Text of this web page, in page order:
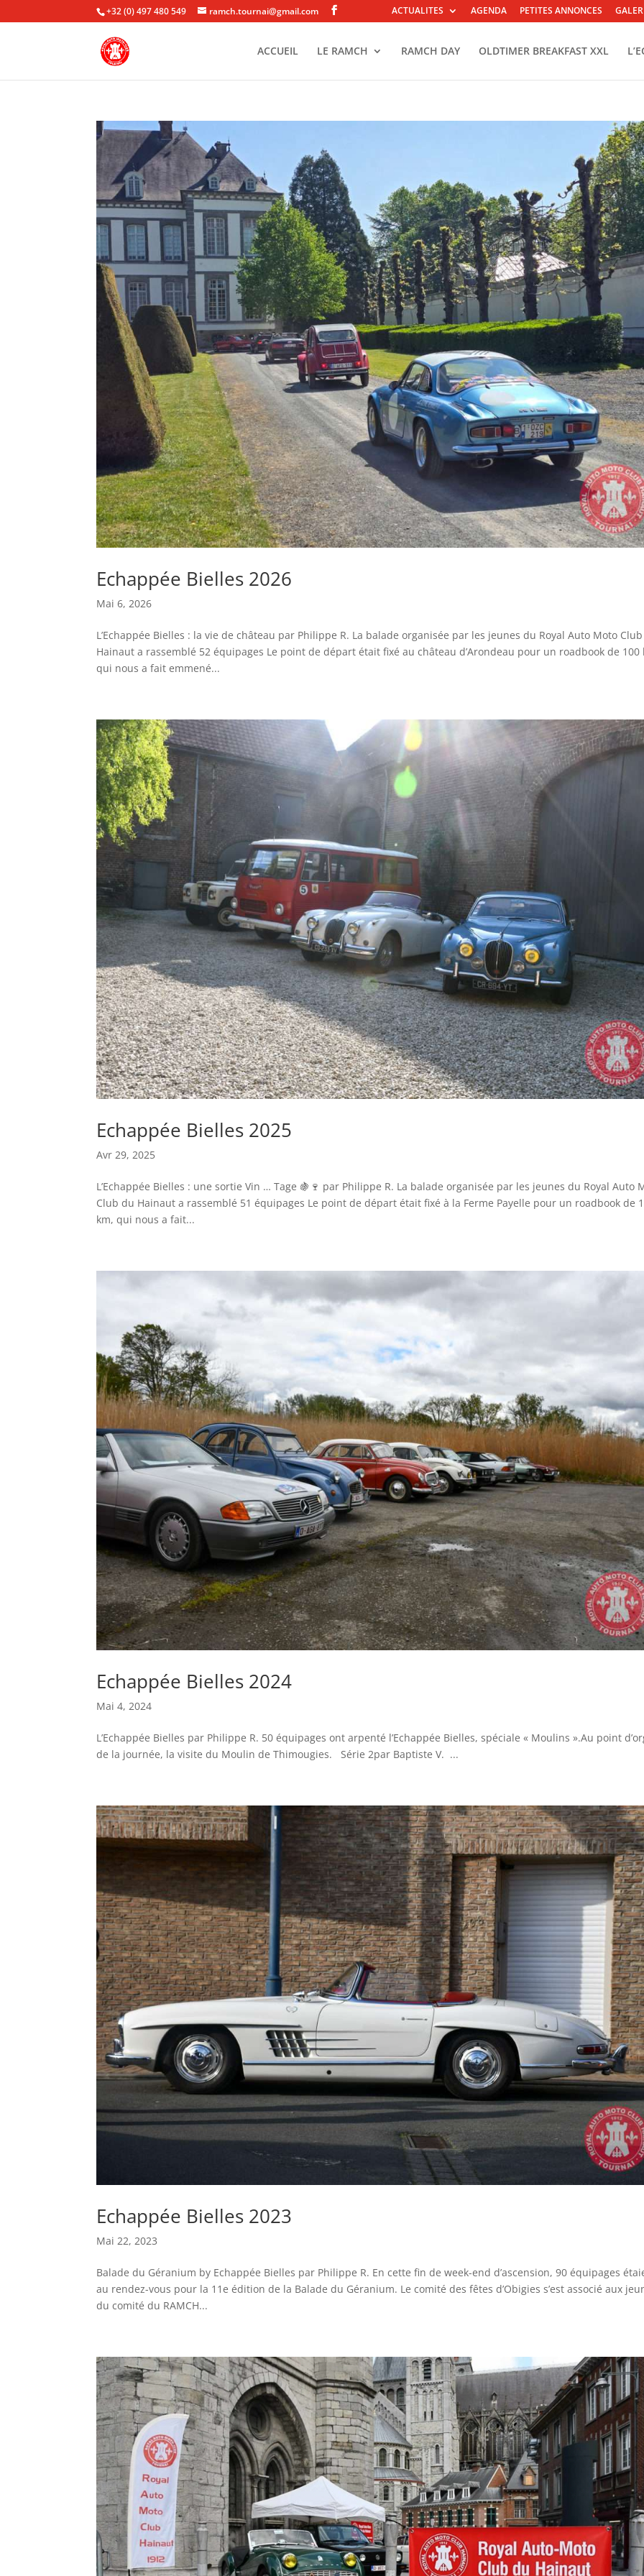
+32 (0) 497 480 549 ramch.tournai@gmail.com ACTUALITES AGENDA PETITES ANNONCES
ACCUEIL LE RAMCH RAMCH DAY OLDTIMER BREAKFAST XXL
Echappée Bielles 2026
Mai 6, 2026
L’Echappée Bielles : la vie de château par Philippe R. La balade organisée par les jeunes du Royal Auto Moto
Hainaut a rassemblé 52 équipages Le point de départ était fixé au château d’Arondeau pour un roadbook de 100
qui nous a fait emmené...
Echappée Bielles 2025
Avr 29, 2025
L’Echappée Bielles : une sortie Vin … Tage 🍇🍷 par Philippe R. La balade organisée par les jeunes du Royal Auto
Club du Hainaut a rassemblé 51 équipages Le point de départ était fixé à la Ferme Payelle pour un roadbook de
km, qui nous a fait...
Echappée Bielles 2024
Mai 4, 2024
L’Echappée Bielles par Philippe R. 50 équipages ont arpenté l’Echappée Bielles, spéciale « Moulins ».Au point
de la journée, la visite du Moulin de Thimougies. Série 2par Baptiste V. ...
Echappée Bielles 2023
Mai 22, 2023
Balade du Géranium by Echappée Bielles par Philippe R. En cette fin de week-end d’ascension, 90 équipages
au rendez-vous pour la 11e édition de la Balade du Géranium. Le comité des fêtes d’Obigies s’est associé aux
du comité du RAMCH...